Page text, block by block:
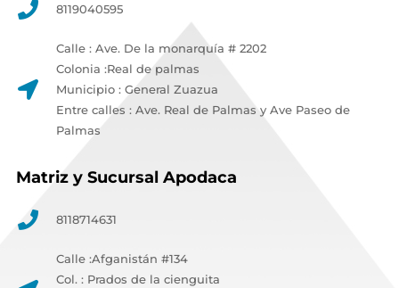
8119040595
Calle : Ave. De la monarquía # 2202
Colonia :Real de palmas
Municipio : General Zuazua
Entre calles : Ave. Real de Palmas y Ave Paseo de
Palmas
Matriz y Sucursal Apodaca
8118714631
Calle :Afganistán #134
Col. : Prados de la cienguita